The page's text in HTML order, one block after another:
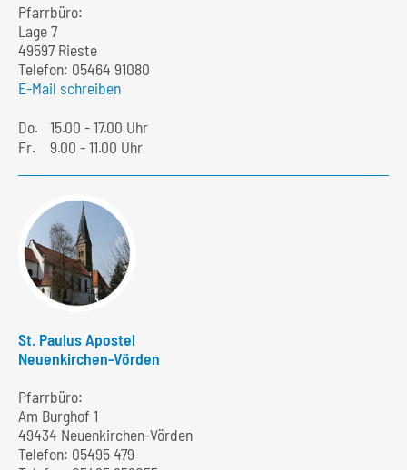
Pfarrbüro:
Lage 7
49597 Rieste
Telefon: 05464 91080
E-Mail schreiben
Do.
15.00 - 17.00 Uhr
Fr.
9.00 - 11.00 Uhr
St. Paulus Apostel
Neuenkirchen-Vörden
Pfarrbüro:
Am Burghof 1
49434 Neuenkirchen-Vörden
Telefon: 05495 479